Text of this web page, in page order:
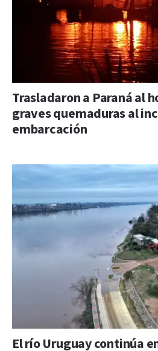
Trasladaron a Paraná al
graves quemaduras al
embarcación
El río Uruguay continúa